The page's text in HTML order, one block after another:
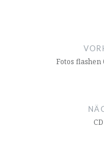
Navigation
Fotos